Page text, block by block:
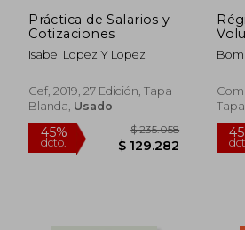
Práctica de Salarios y
Cotizaciones
Isabel Lopez Y Lopez
Cef, 2019, 27 Edición, Tapa
Blanda, Usado